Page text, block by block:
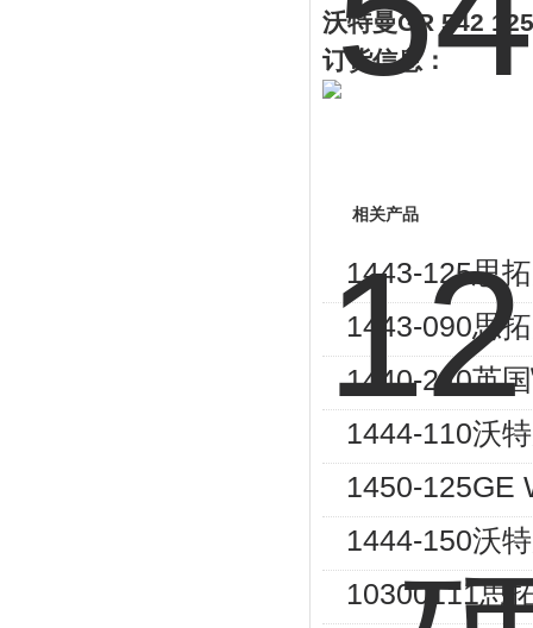
沃特曼GR 542
订货信息：
相关产品
1443-125思
1443-090思
1440-240英
1444-110沃
1450-125GE
1444-150沃
10300111思